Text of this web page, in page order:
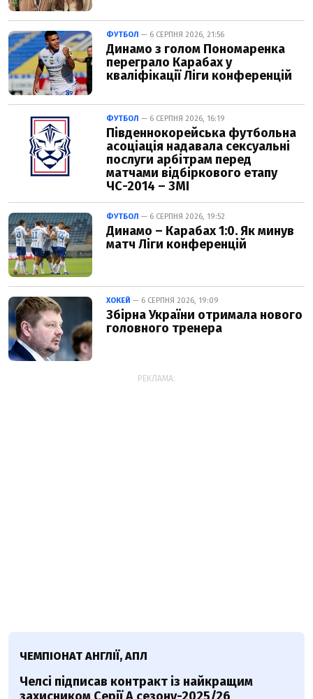
ФУТБОЛ — 6 СЕРПНЯ 2026, 21:56
Динамо з голом Пономаренка
переграло Карабах у
кваліфікації Ліги конференцій
ФУТБОЛ — 6 СЕРПНЯ 2026, 16:19
Південнокорейська футбольна
асоціація надавала сексуальні
послуги арбітрам перед
матчами відбіркового етапу
ЧС-2014 – ЗМІ
ФУТБОЛ — 6 СЕРПНЯ 2026, 19:52
Динамо – Карабах 1:0. Як минув
матч Ліги конференцій
ХОКЕЙ — 6 СЕРПНЯ 2026, 19:09
Збірна України отримала нового
головного тренера
РЕКЛАМА:
ЧЕМПІОНАТ АНГЛІЇ, АПЛ
Челсі підписав контракт із найкращим